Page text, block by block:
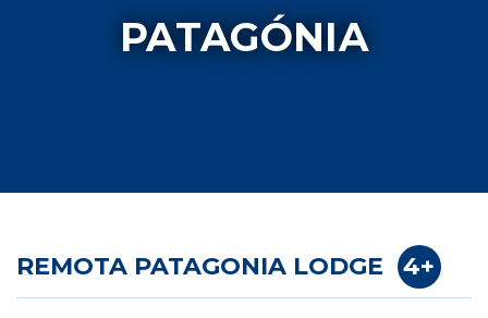
PATAGÓNIA
REMOTA PATAGONIA LODGE 4+